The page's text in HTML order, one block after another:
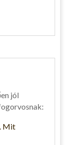
jól
Mit